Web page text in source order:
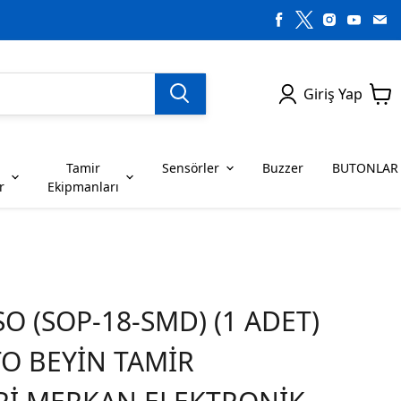
Giriş Yap
BUZZER BUTONLAR
ENTEGRELER K SERİSİ ENTEGRELER
Tamir
Ekipmanları
Sensörler Buzzer BUTONLAR
(SOP-18-SMD) (1 ADET)
BEYİN TAMİR